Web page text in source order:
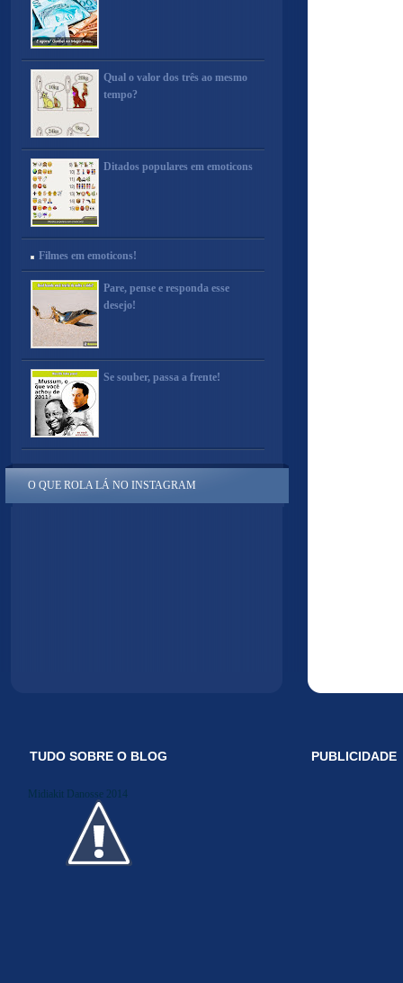
Qual o valor dos três ao mesmo
tempo?
Ditados populares em emoticons
Filmes em emoticons!
Pare, pense e responda esse
desejo!
Se souber, passa a frente!
O QUE ROLA LÁ NO INSTAGRAM
TUDO SOBRE O BLOG
Midiakit Danosse 2014
PUBLICIDADE